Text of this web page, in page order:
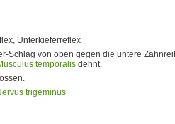
Unterkieferreflex
Schlag von oben gegen die untere
temporalis dehnt.
trigeminus